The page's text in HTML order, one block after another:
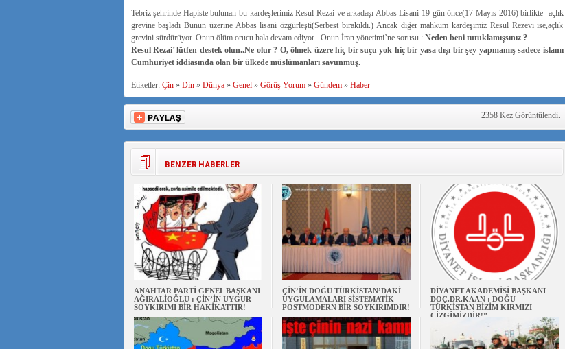
Tebriz şehrinde Hapiste bulunan bu kardeşlerimiz Resul Rezai ve arkadaşı Abbas Lisani 19 gün önce(17 Mayıs 2016) birlikte açlık
grevine başladı Bunun üzerine Abbas lisani özgürleşti(Serbest bırakıldı.) Ancak diğer mahkum kardeşimiz Resul Rezevi ise,açlık
grevini sürdürüyor. Onun ölüm orucu hala devam ediyor . Onun İran yönetimi’ne sorusu : Neden beni tutuklamışsınız ?
Resul Rezai’ lütfen destek olun..Ne olur ? O, ölmek üzere hiç bir suçu yok hiç bir yasa dışı bir şey yapmamış sadece islamı
Cumhuriyet iddiasında olan bir ülkede müslümanları savunmuş.
Etiketler: Çin» Din» Dünya» Genel» Görüş Yorum» Gündem» Haber
2358 Kez Görüntülendi.
BENZER HABERLER
ANAHTAR PARTİ GENEL BAŞKANI
AĞIRALİOĞLU : ÇİN’İN UYGUR
SOYKIRIMI BİR HAKİKATTIR!
ÇİN’İN DOĞU TÜRKİSTAN’DAKİ
UYGULAMALARI SİSTEMATİK
POSTMODERN BİR SOYKIRIMDIR!
DİYANET AKADEMİSİ BAŞKANI
DOÇ.DR.KAAN : DOĞU
TÜRKİSTAN BİZİM KIRMIZI
ÇİZGİMİZDİR!”